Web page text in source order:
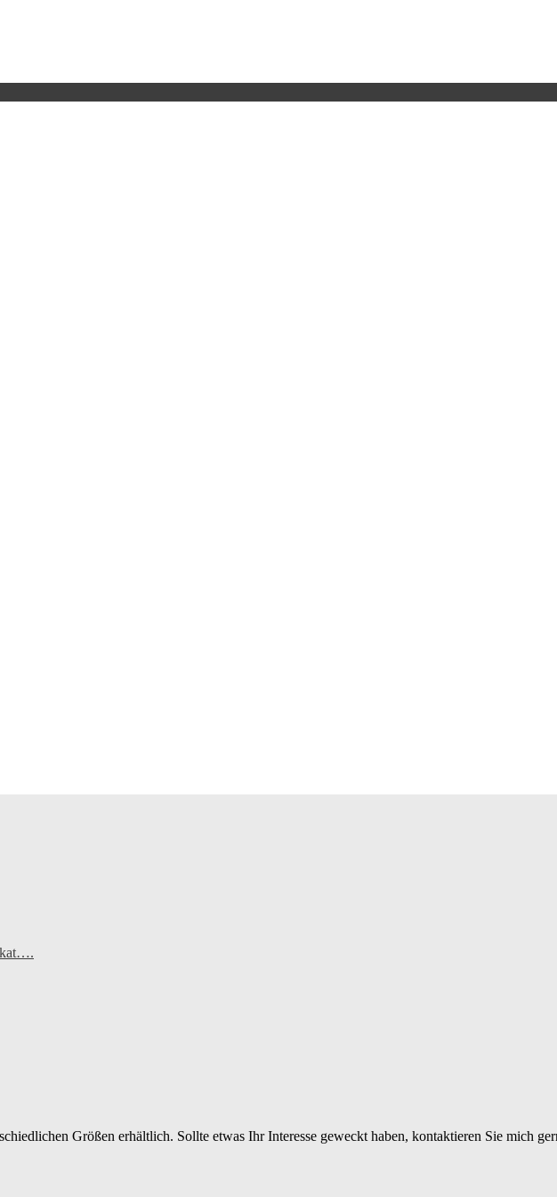
Größen erhältlich. Sollte etwas Ihr Interesse geweckt haben, kontaktieren Sie mich